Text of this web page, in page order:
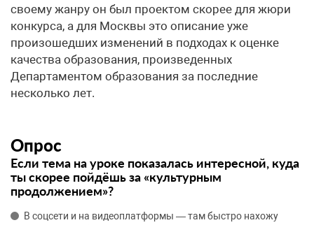
своему жанру он был проектом скорее для жюри
конкурса, а для Москвы это описание уже
произошедших изменений в подходах к оценке
качества образования, произведенных
Департаментом образования за последние
несколько лет.
Опрос
Если тема на уроке показалась интересной, куда
ты скорее пойдёшь за «культурным
продолжением»?
В соцсети и на видеоплатформы — там быстро нахожу